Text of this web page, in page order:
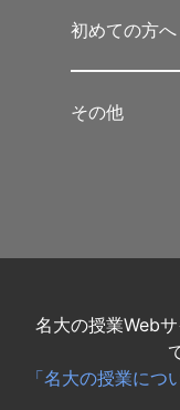
初めての方へ
その他
名大の授業Web
「名大の授業につ